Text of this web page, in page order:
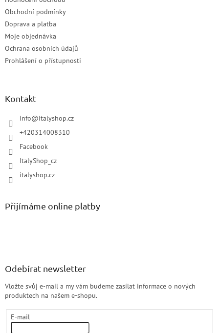
Obchodní podmínky
Doprava a platba
Moje objednávka
Ochrana osobních údajů
Prohlášení o přístupnosti
Kontakt
info@italyshop.cz
+420314008310
Facebook
ItalyShop_cz
italyshop.cz
Přijímáme online platby
Odebírat newsletter
Vložte svůj e-mail a my vám budeme zasílat informace o nových
produktech na našem e-shopu.
E-mail